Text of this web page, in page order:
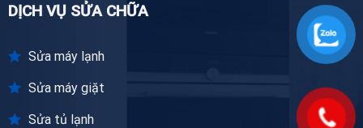
DỊCH VỤ SỬA CHỮA
Sửa máy lạnh
Sửa máy giặt
Sửa tủ lạnh